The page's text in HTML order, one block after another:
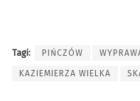
Tagi: PIŃCZÓW
KAZIEMIERZA WIELKA